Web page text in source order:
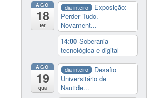
AGO
18
ter
dia inteiro
Exposição:
Perder Tudo.
Novament...
14:00Soberania
tecnológica e digital
AGO
19
qua
dia inteiro
Desafio
Universitário de
Nautide...